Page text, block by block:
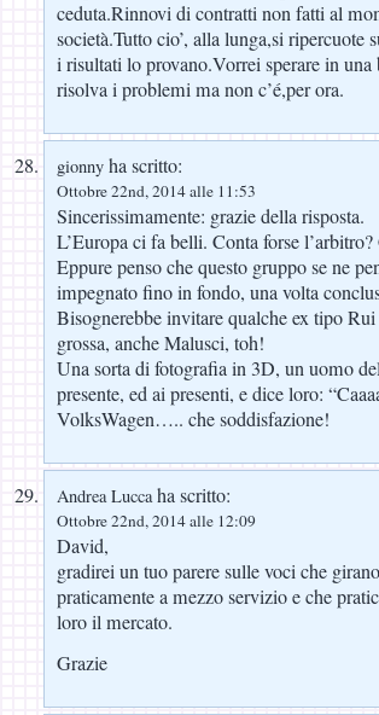
ceduta.Rinnovi di contratti non fatti al
società.Tutto cio’, alla lunga,si ripercuote
i risultati lo provano.Vorrei sperare in una
risolva i problemi ma non c’é,per ora.
gionny ha scritto:
Ottobre 22nd, 2014 alle 11:53
Sincerissimamente: grazie della risposta.
L’Europa ci fa belli. Conta forse l’arbitro?
Eppure penso che questo gruppo se ne
impegnato fino in fondo, una volta
Bisognerebbe invitare qualche ex tipo
grossa, anche Malusci, toh!
Una sorta di fotografia in 3D, un uomo
presente, ed ai presenti, e dice loro:
VolksWagen….. che soddisfazione!
Andrea Luccaha scritto:
Ottobre 22nd, 2014 alle 12:09
David,
gradirei un tuo parere sulle voci che
praticamente a mezzo servizio e che
loro il mercato.
Grazie